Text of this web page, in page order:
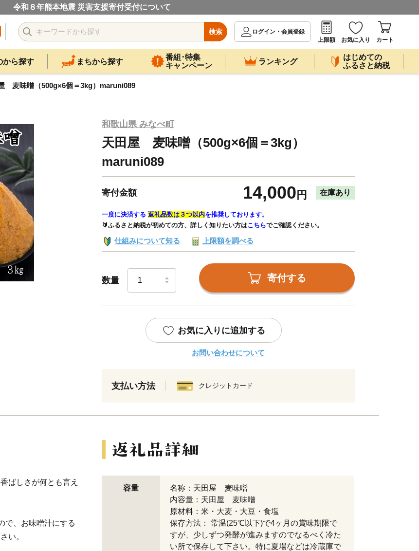
令和８年熊本地震 災害支援寄付受付について
検索
ログイン・会員登録
上限額
お気に入り カート
から探す まちから探す
番組･特集
キャンペーン
ランキング
はじめての
ふるさと納税
麦味噌（500g×6個＝3kg）maruni089
和歌山県 みなべ町
天田屋 麦味噌（500g×6個＝3kg）
maruni089
寄付金額 14,000 円 在庫あり
一度に決済する 返礼品数は３つ以内を推奨しております。
🔰ふるさと納税が初めての方、詳しく知りたい方はこちらでご確認ください。
仕組みについて知る 上限額を調べる
数量 寄付する
お気に入りに追加する
お問い合わせについて
支払い方法 クレジットカード
ばしさが何とも言え
で、お味噌汁にする
い。
容量
名称：天田屋 麦味噌
内容量：天田屋 麦味噌
原材料：米・大麦・大豆・食塩
保存方法： 常温(25℃以下)で4ヶ月の賞味期限で
すが、少しずつ発酵が進みますのでなるべく冷た
い所で保存して下さい。特に夏場などは冷蔵庫で